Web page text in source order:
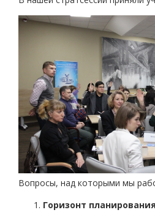
Вопросы, над которыми мы
Горизонт